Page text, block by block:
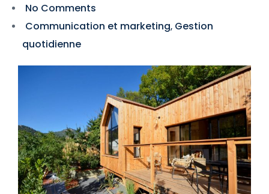
No Comments
Communication et marketing, Gestion
quotidienne